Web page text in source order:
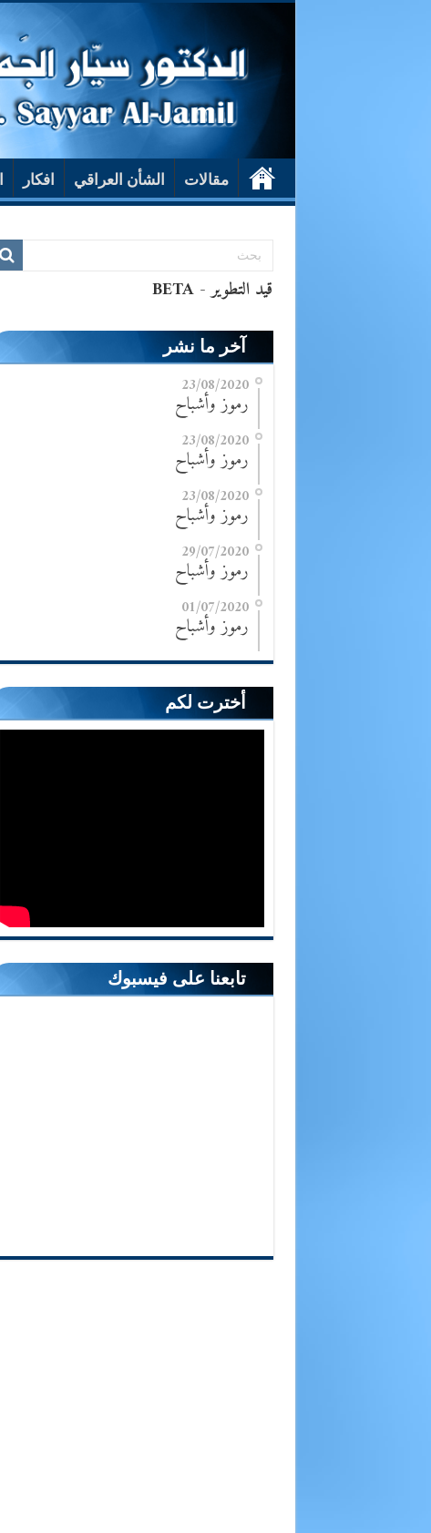
مقالات الشأن العراقي افكار
آخر ما نشر
23/08/2020
رموز وأشباح
23/08/2020
رموز وأشباح
23/08/2020
رموز وأشباح
29/07/2020
رموز وأشباح
01/07/2020
رموز وأشباح
أخترت لكم
تابعنا على فيسبوك